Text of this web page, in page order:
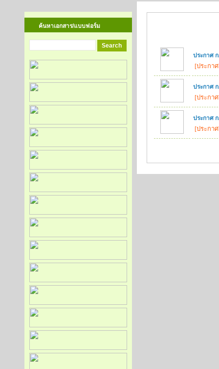
ค้นหาเอกสาร/แบบฟอร์ม
ประกาศ
[ประกา
ประกาศ
[ประกา
ประกาศ
[ประกา